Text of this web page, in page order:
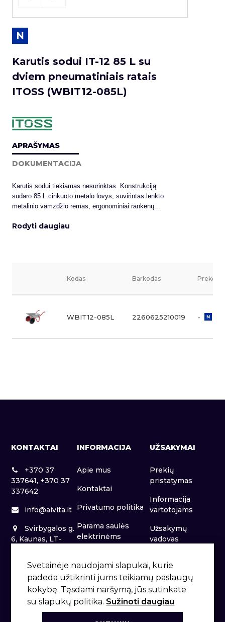
Karutis sodui IT-12 85 L su
dviem pneumatiniais ratais
ITOSS (WBIT12-085L)
APRAŠYMAS
DOKUMENTACIJA
Karutis sodui tiekiamas nesurinktas. Konstrukciją
sudaro 85 L cinkuoto metalo lovys, suvirintas lenkto
metalinio vamzdžio rėmas, ergonominiai rankenų...
Rodyti daugiau
Kodas Barkodas Prekės
WBIT12-085L 2260625210019 -
KONTAKTAI
+370 37
337641, +370 37
337642
info@aivita.lt
Svirbygalos g.
6, Kaunas, LT-
INFORMACIJA
Apie mus
Kontaktai
Privatumo politika
Parama saulės
elektrinėms
UŽSAKYMAI
Prekių
pristatymas
Informacija
vartotojams
Užsakymų
vadovas
Svetainėje naudojami slapukai, kurie
padeda užtikrinti jums teikiamų paslaugų
kokybę. Tęsdami naršymą, jūs sutinkate
su slapukų politika. Sužinoti daugiau